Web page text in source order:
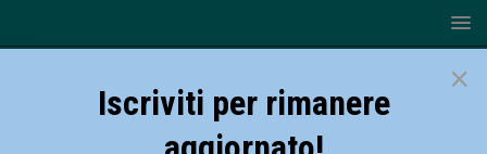
×
Iscriviti per rimanere